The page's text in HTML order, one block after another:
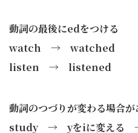
動詞の最後にedをつける
watch → watched
listen → listened
動詞のつづりが変わる場合が
study → yをiに変え